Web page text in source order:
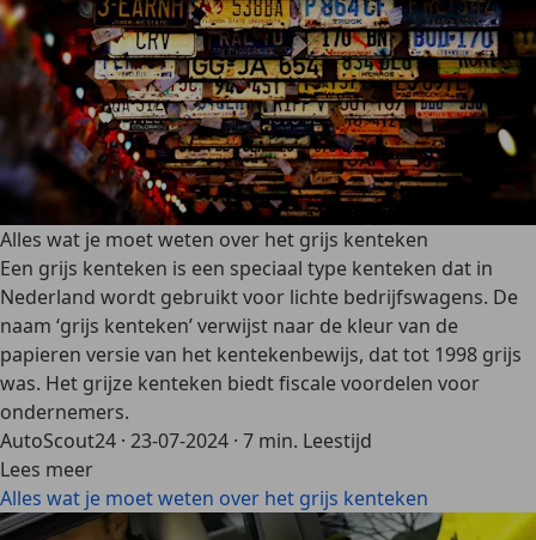
Alles wat je moet weten over het grijs kenteken
Een grijs kenteken is een speciaal type kenteken dat in
Nederland wordt gebruikt voor lichte bedrijfswagens. De
naam ‘grijs kenteken’ verwijst naar de kleur van de
papieren versie van het kentekenbewijs, dat tot 1998 grijs
was. Het grijze kenteken biedt fiscale voordelen voor
ondernemers.
AutoScout24 · 23-07-2024 · 7 min. Leestijd
Lees meer
Alles wat je moet weten over het grijs kenteken